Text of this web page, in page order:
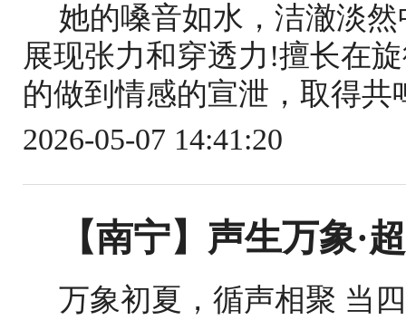
她的嗓音如水，洁澈淡
展现张力和穿透力!擅长在
的做到情感的宣泄，取得
2026-05-07 14:41:20
【南宁】声生万象·
万象初夏，循声相聚 当